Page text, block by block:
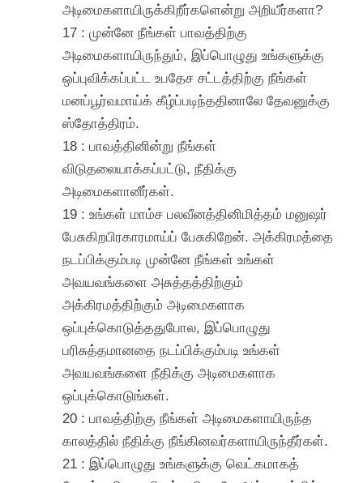
அடிமைகளாயிருக்கிறீர்களென்று அறியீர்களா?
17 : முன்னே நீங்கள் பாவத்திற்கு
அடிமைகளாயிருந்தும், இப்பொழுது உங்களுக்கு
ஒப்புவிக்கப்பட்ட உபதேச சட்டத்திற்கு நீங்கள்
மனப்பூர்வமாய்க் கீழ்ப்படிந்ததினாலே தேவனுக்கு
ஸ்தோத்திரம்.
18 : பாவத்தினின்று நீங்கள்
விடுதலையாக்கப்பட்டு, நீதிக்கு
அடிமைகளானீர்கள்.
19 : உங்கள் மாம்ச பலவீனத்தினிமித்தம் மனுஷர்
பேசுகிறபிரகாரமாய்ப் பேசுகிறேன். அக்கிரமத்தை
நடப்பிக்கும்படி முன்னே நீங்கள் உங்கள்
அவயவங்களை அசுத்தத்திற்கும்
அக்கிரமத்திற்கும் அடிமைகளாக
ஒப்புக்கொடுத்ததுபோல, இப்பொழுது
பரிசுத்தமானதை நடப்பிக்கும்படி உங்கள்
அவயவங்களை நீதிக்கு அடிமைகளாக
ஒப்புக்கொடுங்கள்.
20 : பாவத்திற்கு நீங்கள் அடிமைகளாயிருந்த
காலத்தில் நீதிக்கு நீங்கினவர்களாயிருந்தீர்கள்.
21 : இப்பொழுது உங்களுக்கு வெட்கமாகத்